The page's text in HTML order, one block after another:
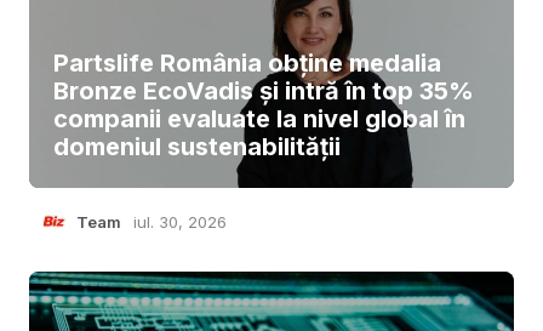
Partslife România obține medalia
Bronze EcoVadis și intră în top 35%
companii evaluate la nivel global în
domeniul sustenabilității
Team iul. 30, 2026